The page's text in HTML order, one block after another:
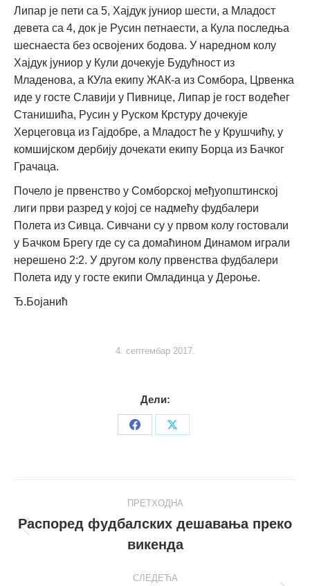
Липар је пети са 5, Хајдук јуниор шести, а Младост
девета са 4, док је Русин петнаести, а Кула последња
шеснаеста без освојених бодова. У наредном колу
Хајдук јуниор у Кули дочекује Будућност из
Младенова, а КУла екипу ЖАК-а из Сомбора, Црвенка
иде у госте Славији у Пивнице, Липар је гост водећег
Станишића, Русин у Руском Крстуру дочекује
Херцеговца из Гајдобре, а Младост ће у Крушчићу, у
комшијском дербију дочекати екипу Борца из Бачког
Грачаца.
Почело је првенство у Сомборској међуопштинској
лиги први разред у којој се надмећу фудбалери
Полета из Сивца. Сивчани су у првом колу гостовали
у Бачком Брегу где су са домаћином Динамом играли
нерешено 2:2. У другом колу првенства фудбалери
Полета иду у госте екипи Омладинца у Дероње.
Ђ.Бојанић
4. септембар 2017.
Дели:
Share
Share
navigation
ПРЕТХОДНА
Претходни
пост
Распоред фудбалских дешавања преко
викенда
СЛЕДЕЋА